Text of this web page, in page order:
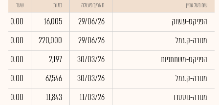
שם בעל עניין תאריך פעולה כמות שער
הפניקס-ע.שוק 29/06/26
16,005
0.00
מנורה-ק.גמל
29/06/26
220,000
0.00
הפניקס-משתתפות
30/03/26
2,197
0.00
מנורה-ק.גמל
30/03/26
67,546
0.00
מנורה-נוסטרו
11/03/26
11,843
0.00